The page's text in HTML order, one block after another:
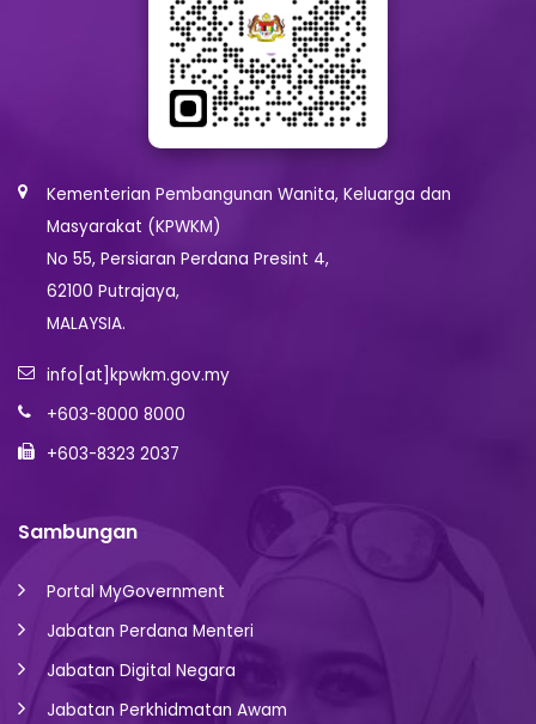
Kementerian Pembangunan Wanita, Keluarga dan
Masyarakat (KPWKM)
No 55, Persiaran Perdana Presint 4,
62100 Putrajaya,
MALAYSIA.
info[at]kpwkm.gov.my
+603-8000 8000
+603-8323 2037
Sambungan
Portal MyGovernment
Jabatan Perdana Menteri
Jabatan Digital Negara
Jabatan Perkhidmatan Awam